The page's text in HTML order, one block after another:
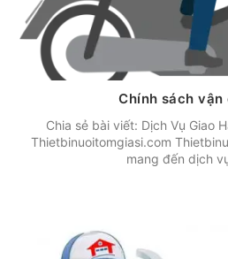
Chính sách vận
Chia sẻ bài viết: Dịch Vụ Giao
Thietbinuoitomgiasi.com
mang đến dịch